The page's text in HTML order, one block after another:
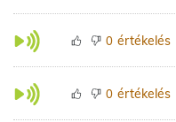
0 értékelés
0 értékelés